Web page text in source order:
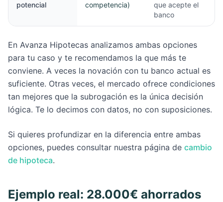
potencial competencia)
que acepte el
banco
En Avanza Hipotecas analizamos ambas opciones
para tu caso y te recomendamos la que más te
conviene. A veces la novación con tu banco actual es
suficiente. Otras veces, el mercado ofrece condiciones
tan mejores que la subrogación es la única decisión
lógica. Te lo decimos con datos, no con suposiciones.
Si quieres profundizar en la diferencia entre ambas
opciones, puedes consultar nuestra página de cambio
de hipoteca.
Ejemplo real: 28.000€ ahorrados